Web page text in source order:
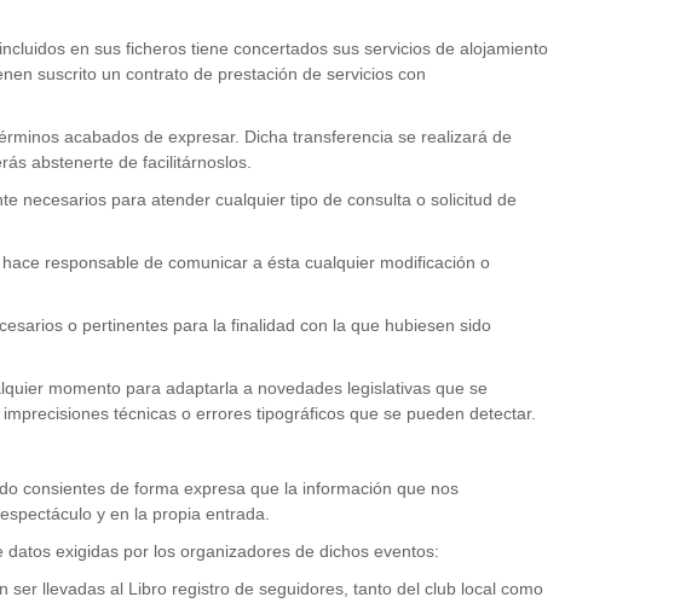
en sus ficheros tiene concertados sus servicios de alojamiento
suscrito un contrato de prestación de servicios con
acabados de expresar. Dicha transferencia se realizará de
abstenerte de facilitárnoslos.
necesarios para atender cualquier tipo de consulta o solicitud de
responsable de comunicar a ésta cualquier modificación o
o pertinentes para la finalidad con la que hubiesen sido
momento para adaptarla a novedades legislativas que se
técnicas o errores tipográficos que se pueden detectar.
consientes de forma expresa que la información que nos
y en la propia entrada.
exigidas por los organizadores de dichos eventos:
llevadas al Libro registro de seguidores, tanto del club local como